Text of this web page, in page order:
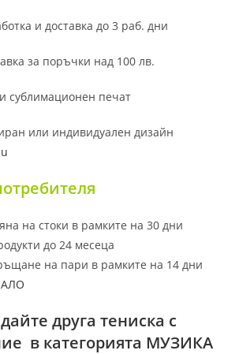
и доставка до 3 раб. дни
за поръчки над 100 лв.
сублимационен печат
или индивидуален дизайн
на стоки в рамките на 30 дни
до 24 месеца
на пари в рамките на 14 дни
друга тениска с
в категорията МУЗИКА